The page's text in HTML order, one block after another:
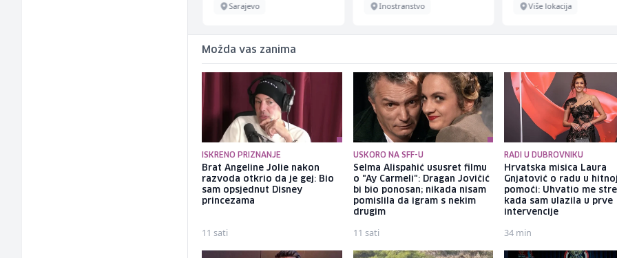
Sarajevo Inostranstvo Više lokacija
Možda vas zanima
ISKRENO PRIZNANJE
Brat Angeline Jolie nakon
razvoda otkrio da je gej: Bio
sam opsjednut Disney
princezama
11 sati
USKORO NA SFF-U
Selma Alispahić ususret filmu
o "Ay Carmeli": Dragan Jovičić
bi bio ponosan; nikada nisam
pomislila da igram s nekim
drugim
11 sati
RADI U DUBROVNIKU
Hrvatska misica Laura
Gnjatović o radu u hitnoj
pomoći: Uhvatio me
kada sam ulazila u prve
intervencije
34 min